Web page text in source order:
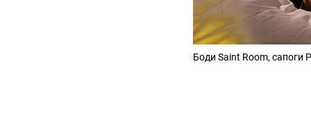
Боди Saint Room, сапоги